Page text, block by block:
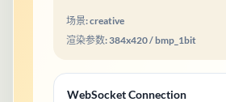
场景:creative
渲染参数:384x420/bmp_1bit
WebSocket Connection